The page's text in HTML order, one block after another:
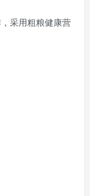
采用粗粮健康营